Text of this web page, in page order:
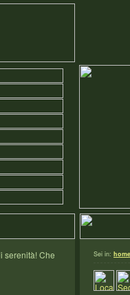
serenità! Che
Sei in: home